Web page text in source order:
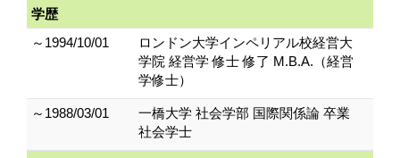
学歴
～1994/10/01
ロンドン大学インペリアル校経営大
学院 経営学 修士 修了 M.B.A.（経営
学修士）
～1988/03/01
一橋大学 社会学部 国際関係論 卒業
社会学士